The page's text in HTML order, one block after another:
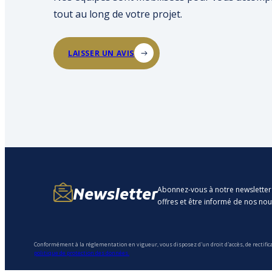
tout au long de votre projet.
LAISSER UN AVIS
NewsletterAbonnez-vous à notre
offres et être informé de nos
Conformément à la réglementation en vigueur, vous disposez d'un droit d'accès, de
politique de protection des données.